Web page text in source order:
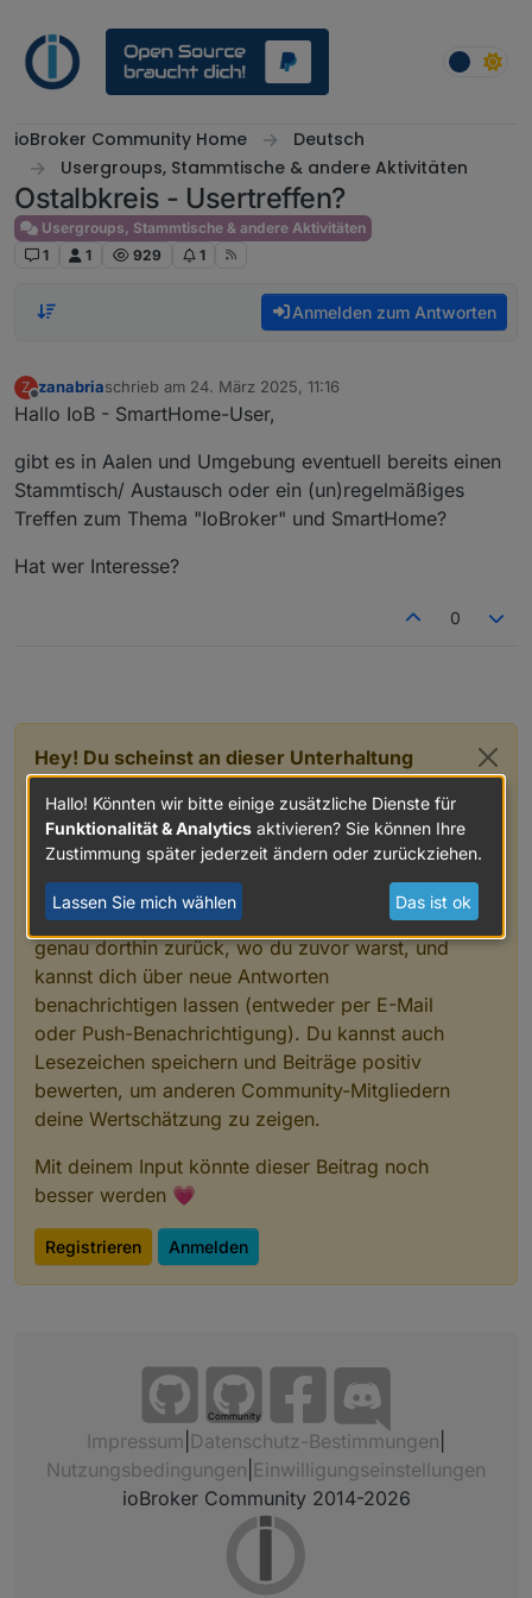
ioBroker Community Home
Deutsch
Usergroups, Stammtische & andere Aktivitäten
Ostalbkreis - Usertreffen?
Usergroups, Stammtische & andere Aktivitäten
1
1 929 1
Anmelden zum Antworten
Z
Offline
zanabriaschrieb am 24. März 2025, 11:16
zuletzt editiert von
Hallo IoB - SmartHome-User,
gibt es in Aalen und Umgebung eventuell bereits einen
Stammtisch/ Austausch oder ein (un)regelmäßiges
Treffen zum Thema "IoBroker" und SmartHome?
Hat wer Interesse?
0
Hey! Du scheinst an dieser Unterhaltung
interessiert zu sein, hast aber noch kein
Konto.
Hast du es satt, bei jedem Besuch durch die
gleichen Beiträge zu scrollen? Wenn du dich
für ein Konto anmeldest, kommst du immer
genau dorthin zurück, wo du zuvor warst, und
kannst dich über neue Antworten
benachrichtigen lassen (entweder per E-Mail
oder Push-Benachrichtigung). Du kannst auch
Lesezeichen speichern und Beiträge positiv
bewerten, um anderen Community-Mitgliedern
deine Wertschätzung zu zeigen.
Mit deinem Input könnte dieser Beitrag noch
besser werden 💗
Registrieren Anmelden
Community
Impressum Datenschutz-Bestimmungen
Nutzungsbedingungen Einwilligungseinstellungen
ioBroker Community 2014-2026
Hallo! Könnten wir bitte einige zusätzliche Dienste für
Funktionalität & Analytics aktivieren? Sie können Ihre
Zustimmung später jederzeit ändern oder zurückziehen.
Lassen Sie mich wählen Das ist ok